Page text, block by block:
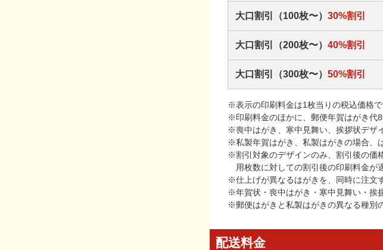
大口割引（100枚〜） 30%割引
大口割引（200枚〜） 40%割引
大口割引（300枚〜） 50%割引
※表示の印刷料金は1枚当りの税込価格で
※印刷料金のほかに、郵便年賀はがき代
※喪中はがき、寒中見舞い、挨拶状デザ
※私製年賀はがき、私製はがきの場合、
※割引対象のデザインのみ、割引後の価
用枚数に対しての割引後の印刷料金が
※仕上げが異なるはがきを、同時に注文
※年賀状・喪中はがき・寒中見舞い・挨
※郵便はがきと私製はがきの異なる種別
配送料金